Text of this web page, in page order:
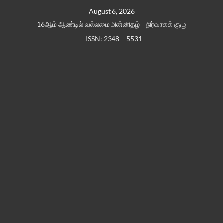
August 6, 2026
16ஆம் ஆண்டில் வல்லமை மின்னிதழ்
நிர்வாகக் குழு
ISSN: 2348 – 5531